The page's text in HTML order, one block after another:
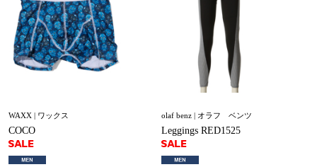
WAXX | ワックス
COCO
olaf benz | オラフ ベンツ
Leggings RED1525